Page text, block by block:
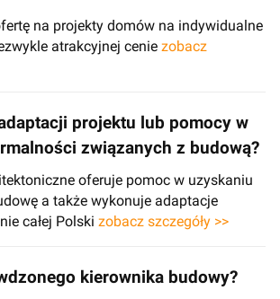
na projekty domów na indywidualne
atrakcyjnej cenie zobacz
projektu lub pomocy w
związanych z budową?
oferuje pomoc w uzyskaniu
a także wykonuje adaptacje
całej Polski zobacz szczegóły >>
kierownika budowy?